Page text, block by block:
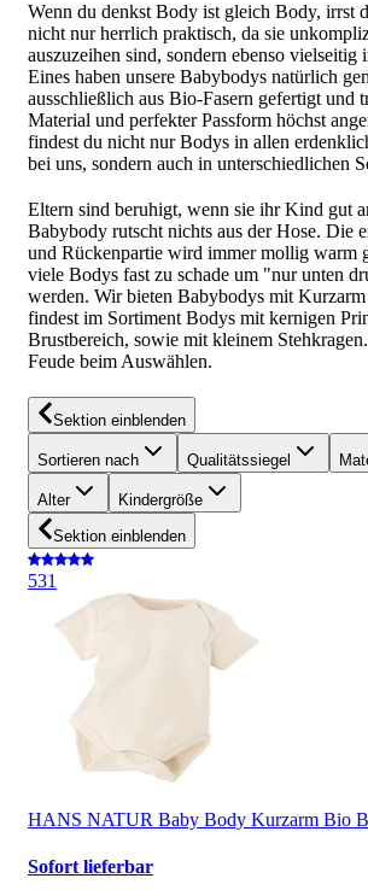
Wenn du denkst Body ist gleich Body, irrst
nicht nur herrlich praktisch, da sie
auszuzeihen sind, sondern ebenso vielseitig
Eines haben unsere Babybodys natürlich
ausschließlich aus Bio-Fasern gefertigt und
Material und perfekter Passform höchst
findest du nicht nur Bodys in allen
bei uns, sondern auch in unterschiedlichen
Eltern sind beruhigt, wenn sie ihr Kind gut
Babybody rutscht nichts aus der Hose. Die
und Rückenpartie wird immer mollig warm
viele Bodys fast zu schade um "nur unten
werden. Wir bieten Babybodys mit
findest im Sortiment Bodys mit kernigen
Brustbereich, sowie mit kleinem
Feude beim Auswählen.
Sektion einblenden
Sortieren nach Qualitätssiegel
Alter
Kindergröße
Sektion einblenden
531
HANS NATUR Baby Body Kurzarm Bio
Sofort lieferbar